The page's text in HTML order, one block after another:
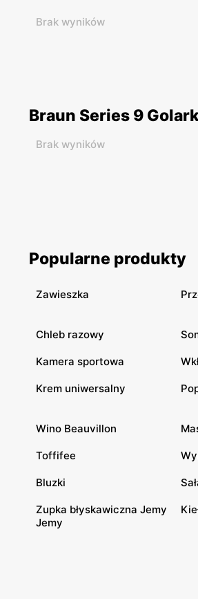
Brak wyników
Braun Series 9
Brak wyników
Popularne produkty
Zawieszka
Chleb razowy
Kamera sportowa
Krem uniwersalny
Wino Beauvillon
Toffifee
Bluzki
Zupka błyskawiczna Jemy
Jemy